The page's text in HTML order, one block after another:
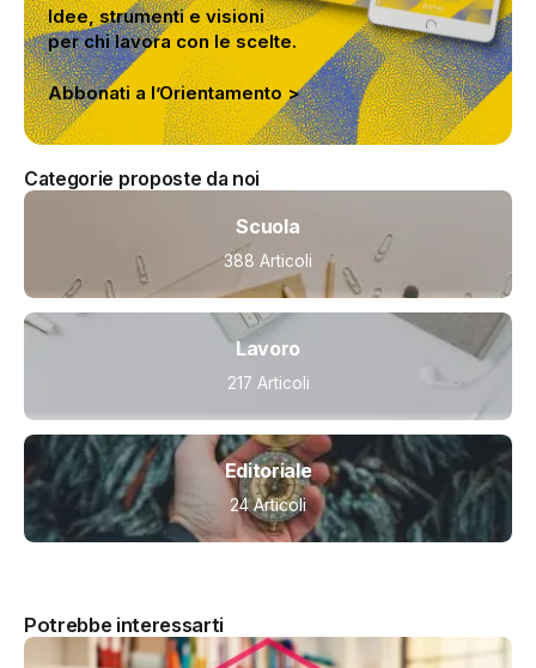
Idee, strumenti e visioni
per chi lavora con le scelte.
Abbonati a l’Orientamento >
Categorie proposte da noi
Scuola
388 Articoli
Lavoro
217 Articoli
Editoriale
24 Articoli
Potrebbe interessarti